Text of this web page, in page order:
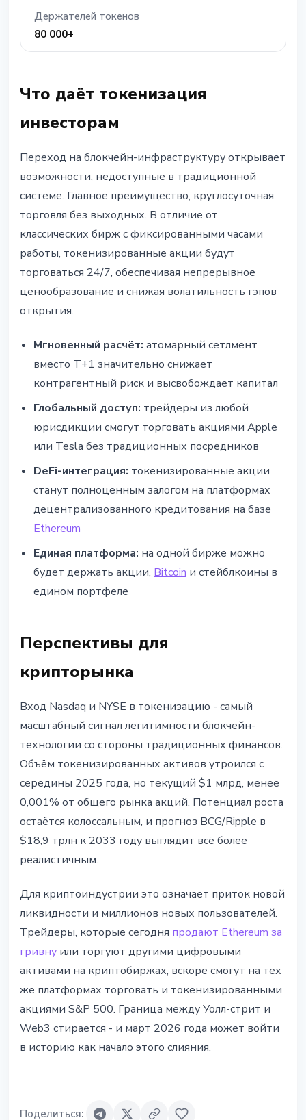
Держателей токенов
80 000+
Что даёт токенизация
инвесторам
Переход на блокчейн-инфраструктуру открывает
возможности, недоступные в традиционной
системе. Главное преимущество, круглосуточная
торговля без выходных. В отличие от
классических бирж с фиксированными часами
работы, токенизированные акции будут
торговаться 24/7, обеспечивая непрерывное
ценообразование и снижая волатильность гэпов
открытия.
Мгновенный расчёт: атомарный сетлмент
вместо T+1 значительно снижает
контрагентный риск и высвобождает капитал
Глобальный доступ: трейдеры из любой
юрисдикции смогут торговать акциями Apple
или Tesla без традиционных посредников
DeFi-интеграция: токенизированные акции
станут полноценным залогом на платформах
децентрализованного кредитования на базе
Ethereum
Единая платформа: на одной бирже можно
будет держать акции, Bitcoin и стейблкоины в
едином портфеле
Перспективы для
крипторынка
Вход Nasdaq и NYSE в токенизацию - самый
масштабный сигнал легитимности блокчейн-
технологии со стороны традиционных финансов.
Объём токенизированных активов утроился с
середины 2025 года, но текущий $1 млрд, менее
0,001% от общего рынка акций. Потенциал роста
остаётся колоссальным, и прогноз BCG/Ripple в
$18,9 трлн к 2033 году выглядит всё более
реалистичным.
Для криптоиндустрии это означает приток новой
ликвидности и миллионов новых пользователей.
Трейдеры, которые сегодня продают Ethereum за
гривну или торгуют другими цифровыми
активами на криптобиржах, вскоре смогут на тех
же платформах торговать и токенизированными
акциями S&P 500. Граница между Уолл-стрит и
Web3 стирается - и март 2026 года может войти
в историю как начало этого слияния.
Поделиться: